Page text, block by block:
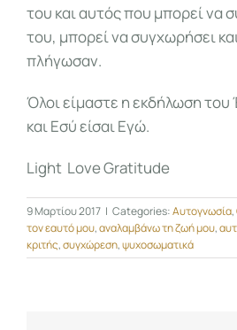
του και αυτός που μπορεί να
του, μπορεί να συγχωρήσει
πλήγωσαν.
Όλοι είμαστε η εκδήλωση του
και Εσύ είσαι Εγώ.
Light Love Gratitude
9 Μαρτίου 2017 | Categories:Αυτογνωσία,
τον εαυτό μου,αναλαμβάνω τη ζωή μου,
κριτής,συγχώρεση,ψυχοσωματικά